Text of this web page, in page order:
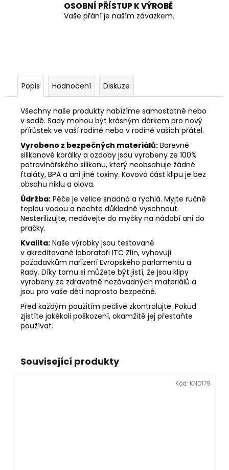
OSOBNÍ PŘÍSTUP K VÝROBĚ
Vaše přání je naším závazkem.
Popis Hodnocení Diskuze
Všechny naše produkty nabízíme samostatně nebo
v sadě. Sady mohou být krásným dárkem pro nový
přírůstek ve vaší rodině nebo v rodině vašich přátel.
Vyrobeno z bezpečných materiálů: Barevné
silikonové korálky a ozdoby jsou vyrobeny ze 100%
potravinářského silikonu, který neobsahuje žádné
ftaláty, BPA a ani jiné toxiny. Kovová část klipu je bez
obsahu niklu a olova.
Údržba: Péče je velice snadná a rychlá. Myjte ručně
teplou vodou a nechte důkladně vyschnout.
Nesterilizujte, nedávejte do myčky na nádobí ani do
pračky.
Kvalita: Naše výrobky jsou testované
v akreditované laboratoři ITC Zlín, vyhovují
požadavkům nařízení Evropského parlamentu a
Rady. Díky tomu si můžete být jistí, že jsou klipy
vyrobeny ze zdravotně nezávadných materiálů a
jsou pro vaše děti naprosto bezpečné.
Před každým použitím pečlivě zkontrolujte. Pokud
zjistíte jakékoli poškození, okamžitě jej přestaňte
používat.
Související produkty
Kód: KND179